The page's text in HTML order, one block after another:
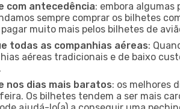
com antecedência: embora
sempre comprar os bilhetes
muito mais pelos bilhetes de
todas as companhias aéreas:
aéreas tradicionais e de baixo
nos dias mais baratos: os melhores
Os bilhetes tendem a ser mais